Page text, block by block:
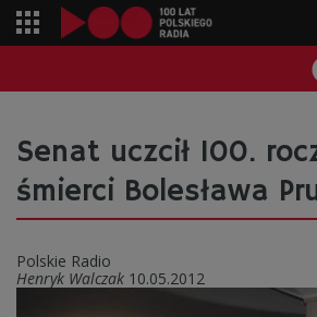
Senat uczcił 100.
śmierci Bolesława
Polskie Radio
Henryk Walczak 10.05.2012